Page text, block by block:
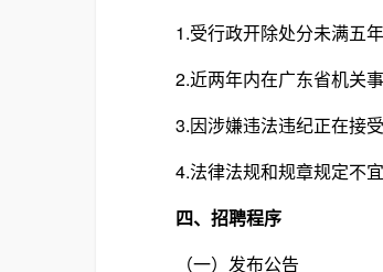
1.受行政开除处分未满五年
2.近两年内在广东省机关事
3.因涉嫌违法违纪正在接受
4.法律法规和规章规定不宜
四、招聘程序
（一）发布公告